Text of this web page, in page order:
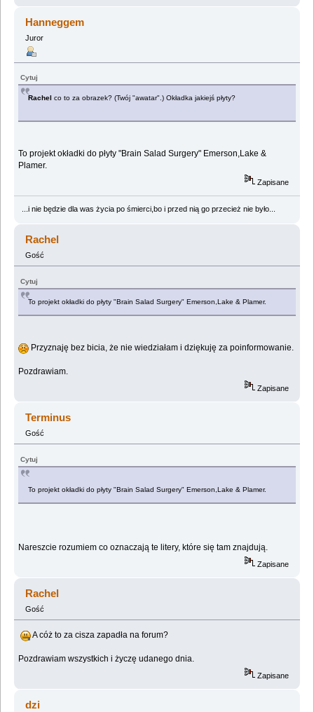
Hanneggem
Juror
Cytuj
Rachelco to za obrazek? (Twój "awatar".) Okładka jakiejś płyty?
To projekt okładki do płyty "Brain Salad Surgery" Emerson,Lake &
Plamer.
Zapisane
...i nie będzie dla was życia po śmierci,bo i przed nią go przecież nie było...
Rachel
Gość
Cytuj
To projekt okładki do płyty "Brain Salad Surgery" Emerson,Lake & Plamer.
Przyznaję bez bicia, że nie wiedziałam i dziękuję za poinformowanie.
Pozdrawiam.
Zapisane
Terminus
Gość
Cytuj
To projekt okładki do płyty "Brain Salad Surgery" Emerson,Lake & Plamer.
Nareszcie rozumiem co oznaczają te litery, które się tam znajdują.
Zapisane
Rachel
Gość
A cóż to za cisza zapadła na forum?
Pozdrawiam wszystkich i życzę udanego dnia.
Zapisane
dzi